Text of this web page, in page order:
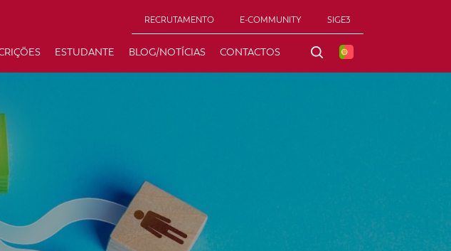
RECRUTAMENTO E-COMMUNITY SIGE3
ESTUDANTE BLOG/NOTÍCIAS CONTACTOS